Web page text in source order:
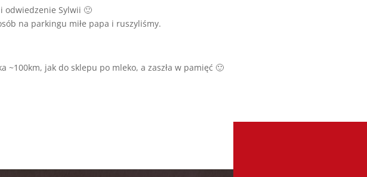
odwiedzenie Sylwii 🙂
na parkingu miłe papa i ruszyliśmy.
~100km, jak do sklepu po mleko, a zaszła w pamięć 🙂